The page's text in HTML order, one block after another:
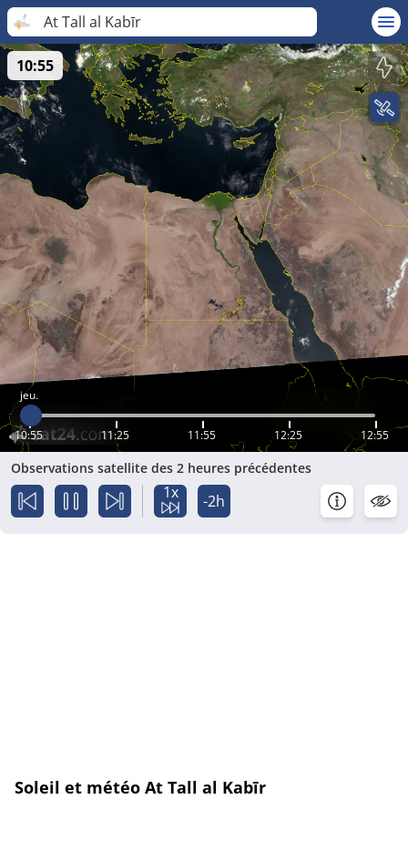
At Tall al Kabīr
jeu.
10:55 11:25 11:55 12:25 12:55
10:55
Observations satellite des 2 heures précédentes
1x -2h
Soleil et météo At Tall al Kabīr